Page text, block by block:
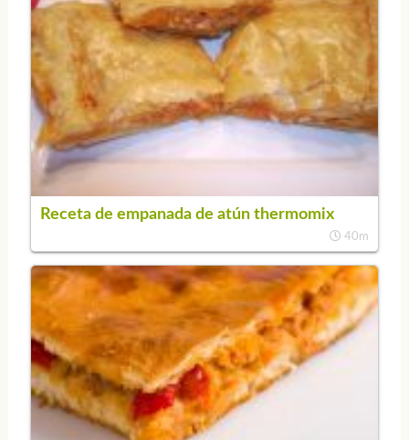
Receta de empanada de atún thermomix
40m